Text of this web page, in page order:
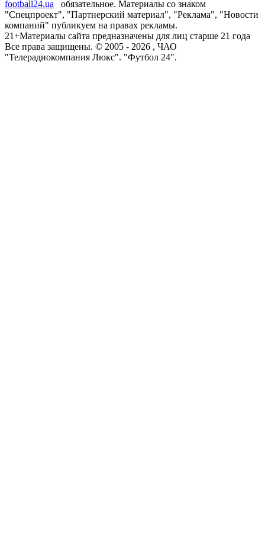
football24.ua
обязательное. Материалы со знаком
"Спецпроект", "Партнерский материал", "Реклама", "Новости
компаний" публикуем на правах рекламы.
21+Материалы сайта предназначены для лиц старше 21 года
Все права защищены. © 2005 - 2026 , ЧАО
"Телерадиокомпания Люкс". "Футбол 24".